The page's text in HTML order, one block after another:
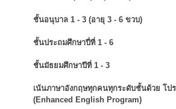
ชั้นอนุบาล 1 - 3 (อายุ 3 - 6 ขวบ)
ชั้นประถมศึกษาปี่ที่ 1 - 6
ชั้นมัธยมศึกษาปีที่ 1 - 3
เน้นภาษาอังกฤษทุกคนทุกระดับชั้นด้วย โป
(Enhanced English Program)